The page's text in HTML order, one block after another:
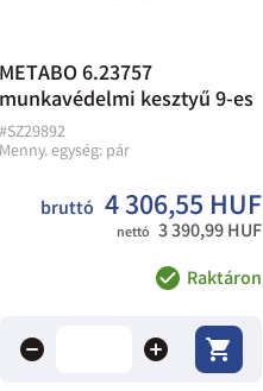
METABO 6.23757
munkavédelmi kesztyű 9-es
#SZ29892
Menny. egység: pár
bruttó 4 306,55 HUF
nettó 3 390,99 HUF
Raktáron
remove add